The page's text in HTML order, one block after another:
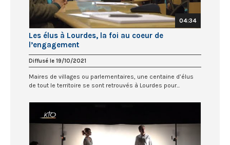
04:34
Les élus à Lourdes, la foi au coeur de
l’engagement
Diffusé le 19/10/2021
Maires de villages ou parlementaires, une centaine d’élus
de tout le territoire se sont retrouvés à Lourdes pour...